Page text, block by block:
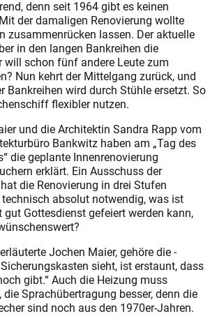
denn seit 1964 gibt es keinen
der damaligen Renovierung wollte
zusammenrücken lassen. Der aktuelle
in den langen Bankreihen die
will schon fünf andere Leute zum
Nun kehrt der Mittelgang zurück, und
Bank­reihen wird durch Stühle ersetzt. So
flexibler nutzen.
und die Architektin Sandra Rapp vom
Bankwitz haben am „Tag des
die geplante Innenrenovierung
erklärt. Ein Ausschuss der
die Renovierung in drei Stufen
absolut notwendig, was ist
Gottesdienst gefeiert werden kann,
Jochen Maier, gehöre die
sieht, ist erstaunt, dass
gibt.“ Auch die Heizung muss
Sprach­übertragung besser, denn die
sind noch aus den 1970er-Jahren.